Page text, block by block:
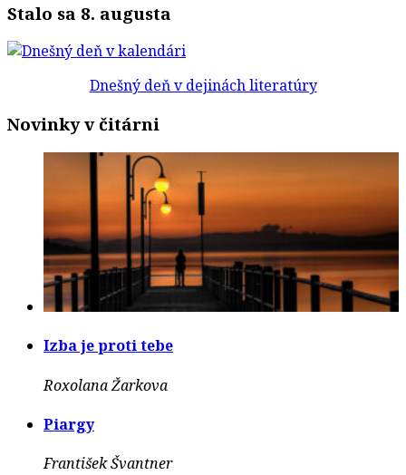
Stalo sa 8. augusta
Dnešný deň v dejinách literatúry
Novinky v čitárni
Izba je proti tebe
Roxolana Žarkova
Piargy
František Švantner